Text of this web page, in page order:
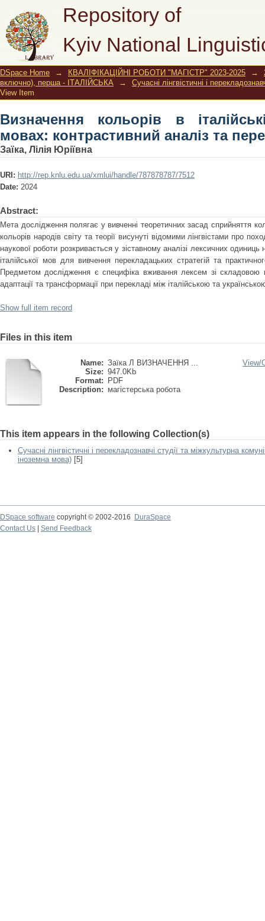
Repository of
Kyiv National
Визначення кольорів в
аналіз та перекладацький аспект
DSpace Home → КВАЛІФІКАЦІЙНІ РОБОТИ "МАГІСТР" 2023-2025 →
включно), перша - ІТАЛІЙСЬКА
→
Сучасні лінгвістичні і
View Item
Визначення кольорів в
мовах: контрастивний аналіз та
Заїка, Лілія Юріївна
URI: http://rep.knlu.edu.ua/xmlui/handle/787878787/7512
Date: 2024
Abstract:
Мета дослідження полягає у вивченні теоретичних засад сприйняття
кольорів народів світу та теорії висунуті відомими лінгвістами про
наукової роботи розкривається у зіставному аналізі лексичних одиниць
італійської мов для вивчення перекладацьких стратегій та
Предметом дослідження є специфіка вживання лексем зі складовою
адаптації та трансформації при перекладі між італійською та
Show full item record
Files in this item
Name: Заїка Л ВИЗНАЧЕННЯ ...
Size: 947.0Kb
Format:
PDF
Description: магістерська робота
View/
This item appears in the following Collection(s)
Сучасні лінгвістичні і перекладознавчі студії та міжкультурна
іноземна мова) [5]
DSpace software copyright © 2002-2016
DuraSpace
Contact Us
Send Feedback